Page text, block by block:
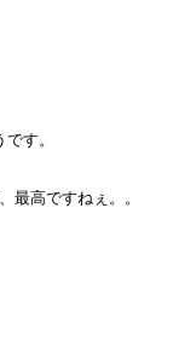
す。
最高ですねぇ。。